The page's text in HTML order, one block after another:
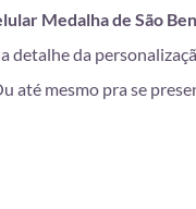
Medalha de São
detalhe da
até mesmo pra se